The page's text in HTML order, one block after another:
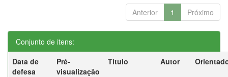
Anterior 1 Próximo
Conjunto de itens:
Data de
defesa
Pré-
visualização
Título Autor